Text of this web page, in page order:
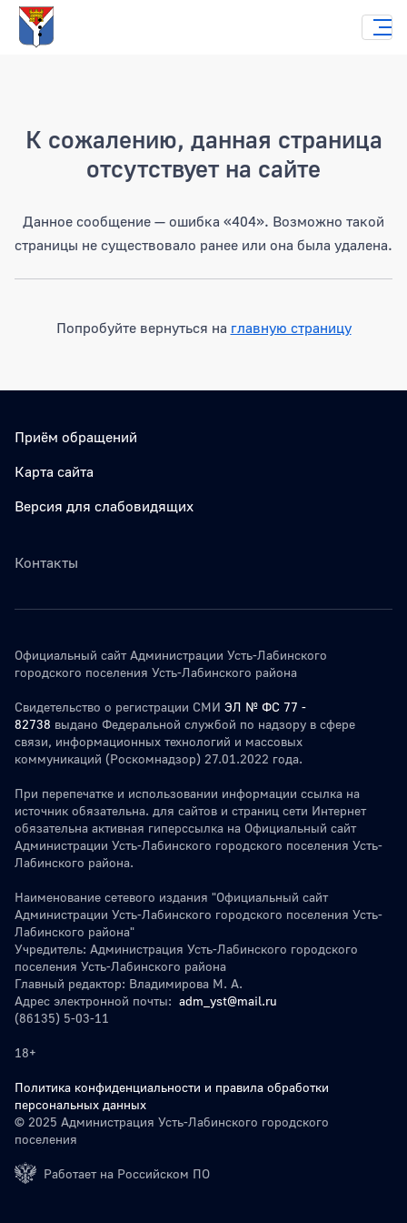
К сожалению, данная страница
отсутствует на сайте
Данное сообщение — ошибка «404». Возможно такой
страницы не существовало ранее или она была удалена.
Попробуйте вернуться на главную страницу
Приём обращений
Карта сайта
Версия для слабовидящих
Контакты
Официальный сайт Администрации Усть-Лабинского
городского поселения Усть-Лабинского района
Свидетельство о регистрации СМИ ЭЛ № ФС 77 -
82738 выдано Федеральной службой по надзору в сфере
связи, информационных технологий и массовых
коммуникаций (Роскомнадзор) 27.01.2022 года.
При перепечатке и использовании информации ссылка на
источник обязательна. для сайтов и страниц сети Интернет
обязательна активная гиперссылка на Официальный сайт
Администрации Усть-Лабинского городского поселения Усть-
Лабинского района.
Наименование сетевого издания "Официальный сайт
Администрации Усть-Лабинского городского поселения Усть-
Лабинского района"
Учредитель: Администрация Усть-Лабинского городского
поселения Усть-Лабинского района
Главный редактор: Владимирова М. А.
Адрес электронной почты: adm_yst@mail.ru
(86135) 5-03-11
18+
Политика конфиденциальности и правила обработки
персональных данных
© 2025 Администрация Усть-Лабинского городского
поселения
Работает на Российском ПО